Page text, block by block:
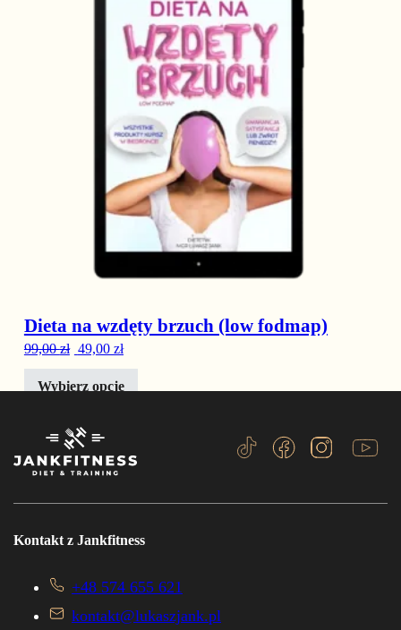
Dieta na wzdęty brzuch (low fodmap)
99,00zł Pierwotna cena wynosiła: 99,00 zł.
49,00 złAktualna cena wynosi: 49,00 zł.
Wybierz opcje
Kontakt z Jankfitness
+48 574 655 621
kontakt@lukaszjank.pl